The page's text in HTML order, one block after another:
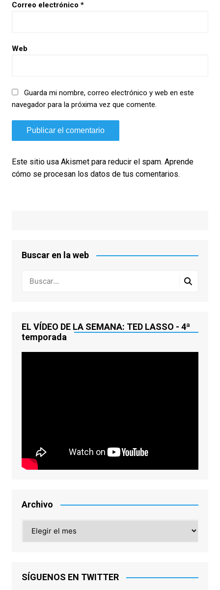
Correo electrónico *
Web
Guarda mi nombre, correo electrónico y web en este
navegador para la próxima vez que comente.
Este sitio usa Akismet para reducir el spam. Aprende
cómo se procesan los datos de tus comentarios.
Buscar en la web
EL VÍDEO DE LA SEMANA: TED LASSO - 4ª
temporada
Archivo
SÍGUENOS EN TWITTER